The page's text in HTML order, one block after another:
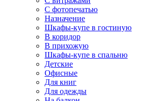
С фотопечатью
Назначение
Шкафы-купе в гостиную
В коридор
В прихожую
Шкафы-купе в спальню
Детские
Офисные
Для книг
Для одежды